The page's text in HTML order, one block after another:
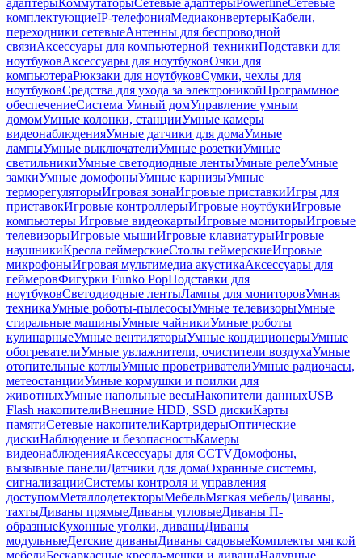
адаптерыКоммутаторыСетевые адаптерыPowerlineСетевые
комплектующиеIP-телефонияМедиаконвертерыКабели,
переходники сетевыеАнтенны для беспроводной
связиАксессуары для компьютерной техникиПодставки для
ноутбуковАксессуары для ноутбуковОчки для
компьютераРюкзаки для ноутбуковСумки, чехлы для
ноутбуковСредства для ухода за электроникойПрограммное
обеспечениеСистема Умный домУправление умным
домомУмные колонки, станцииУмные камеры
видеонаблюденияУмные датчики для домаУмные
лампыУмные выключателиУмные розеткиУмные
светильникиУмные светодиодные лентыУмные релеУмные
замкиУмные домофоныУмные карнизыУмные
терморегуляторыИгровая зонаИгровые приставкиИгры для
приставокИгровые контроллерыИгровые ноутбукиИгровые
компьютеры Игровые видеокартыИгровые мониторыИгровые
телевизорыИгровые мышиИгровые клавиатурыИгровые
наушникиКресла геймерскиеСтолы геймерскиеИгровые
микрофоныИгровая мультимедиа акустикаАксессуары для
геймеровФигурки Funko PopПодставки для
ноутбуковСветодиодные лентыЛампы для мониторовУмная
техникаУмные роботы-пылесосыУмные телевизорыУмные
стиральные машиныУмные чайникиУмные роботы
кулинарныеУмные вентиляторыУмные кондиционерыУмные
обогревателиУмные увлажнители, очистители воздухаУмные
отопительные котлыУмные проветривателиУмные радиочасы,
метеостанцииУмные кормушки и поилки для
животныхУмные напольные весыНакопители данныхUSB
Flash накопителиВнешние HDD, SSD дискиКарты
памятиСетевые накопителиКартридерыОптические
дискиНаблюдение и безопасностьКамеры
видеонаблюденияАксессуары для CCTVДомофоны,
вызывные панелиДатчики для домаОхранные системы,
сигнализацииСистемы контроля и управления
доступомМеталлодетекторыМебельМягкая мебельДиваны,
тахтыДиваны прямыеДиваны угловыеДиваны П-
образныеКухонные уголки, диваныДиваны
модульныеДетские диваныДиваны садовыеКомплекты мягкой
мебелиБескаркасные кресла-мешки и диваныНадувные